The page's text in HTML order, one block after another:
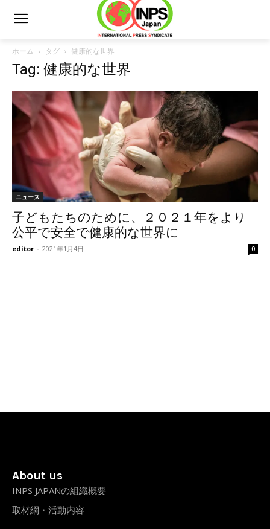
ホーム タグ 健康的な世界
Tag: 健康的な世界
ニュース
子どもたちのために、２０２１年をより
公平で安全で健康的な世界に
editor - 2021年1月4日 0
About us
INPS JAPANの組織概要
取材網・活動内容